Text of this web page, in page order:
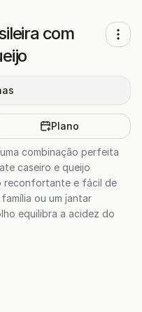
com
Plano
combinação perfeita
caseiro e queijo
reconfortante e fácil de
ou um jantar
equilibra a acidez do